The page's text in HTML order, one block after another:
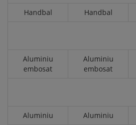
Handbal Handbal
Aluminiu
embosat
Aluminiu
embosat
Aluminiu Aluminiu